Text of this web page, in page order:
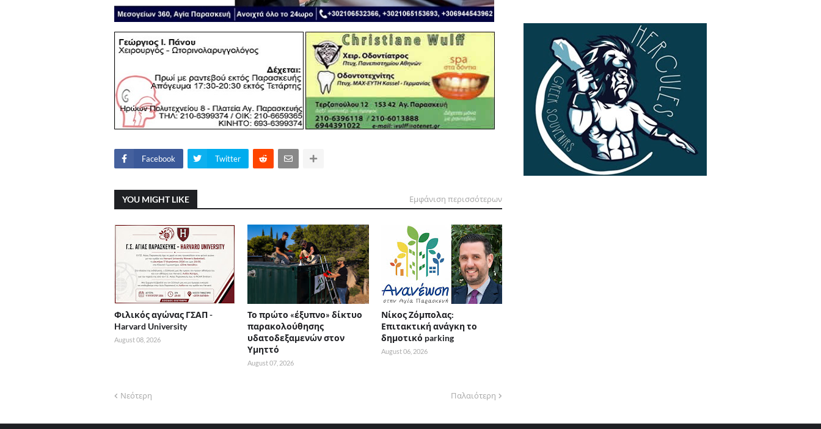
Facebook Twitter
YOU MIGHT LIKE Εμφάνιση περισσότερων
Φιλικός αγώνας ΓΣΑΠ -
Harvard University
August 08, 2026
Το πρώτο «έξυπνο» δίκτυο
παρακολούθησης
υδατοδεξαμενών στον
Υμηττό
August 07, 2026
Νίκος Ζόμπολας:
Επιτακτική ανάγκη το
δημοτικό parking
August 06, 2026
Νεότερη Παλαιότερη